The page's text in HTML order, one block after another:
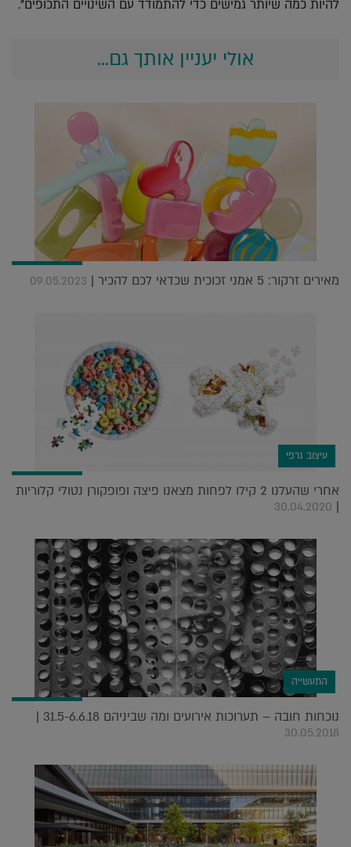
להיות כמה שיותר גמישים כדי להתמודד עם השינויים התכופים".
אולי יעניין אותך גם...
מאירים זרקור: 5 אמני זכוכית שכדאי לכם להכיר | 09.05.2023
עיצוב גרפי
אחרי שהעלנו 2 קילו לפחות מצאנו פיצה ופופקורן נטולי קלוריות
|
30.04.2020
התעשייה
נוכחות חובה – תערוכות אירועים ומה שביניהם 31.5-6.6.18 |
30.05.2018